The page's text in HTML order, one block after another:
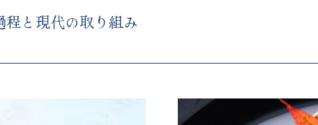
と現代の取り組み